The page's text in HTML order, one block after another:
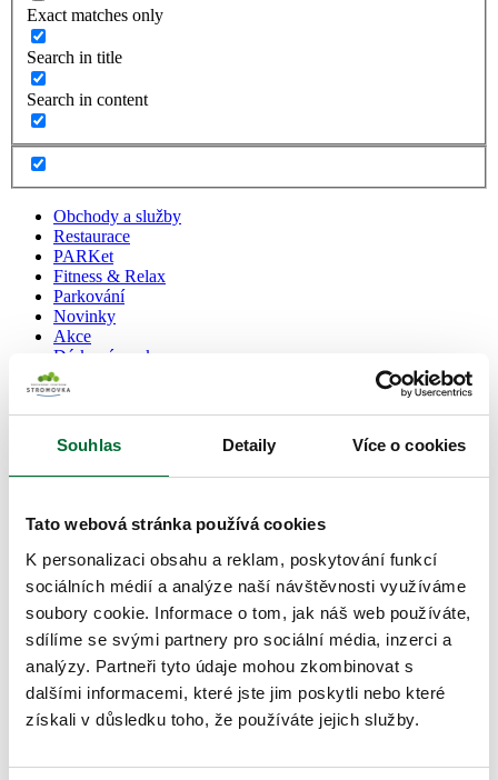
Souhlas Detaily Více o cookies
Tato webová stránka používá cookies
K personalizaci obsahu a reklam, poskytování funkcí
sociálních médií a analýze naší návštěvnosti využíváme
soubory cookie. Informace o tom, jak náš web používáte,
sdílíme se svými partnery pro sociální média, inzerci a
analýzy. Partneři tyto údaje mohou zkombinovat s
dalšími informacemi, které jste jim poskytli nebo které
získali v důsledku toho, že používáte jejich služby.
Exact matches only
Search in title
Search in content
Obchody a služby
Restaurace
PARKet
Fitness & Relax
Parkování
Novinky
Akce
Dárkové poukazy
O nás
Kariéra
Kudy k nám
Čeština
Centrum Stromovka> Galerie>Když čaje, tak bio a fair trade čaje
s příběhem – Teayo!
Když čaje, tak bio a fair trade
čaje s příběhem – Teayo!